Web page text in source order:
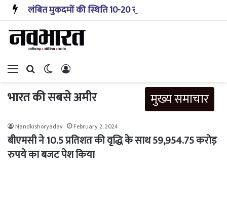
Menu Search forSwitch skin
भारत की सबसे अमीर मुख्य समाचार
Nandkishoryadav February 2, 2024
बीएमसी ने 10.5 प्रतिशत की वृद्धि के साथ 59,954.75 करोड़
रुपये का बजट पेश किया